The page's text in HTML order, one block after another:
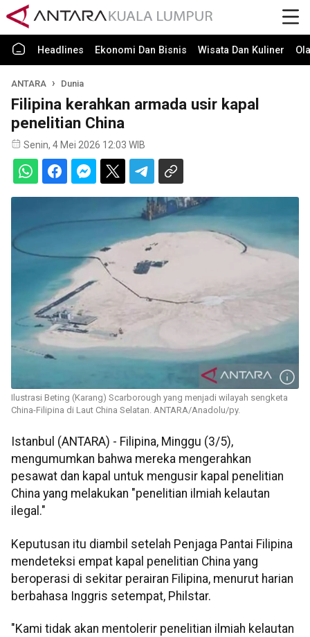
Headlines Ekonomi Dan Bisnis Wisata Dan Kuliner
ANTARA Dunia
Filipina kerahkan armada usir kapal
penelitian China
Senin, 4 Mei 2026 12:03 WIB
Ilustrasi Beting (Karang) Scarborough yang menjadi wilayah sengketa
China-Filipina di Laut China Selatan. ANTARA/Anadolu/py.
Istanbul (ANTARA) - Filipina, Minggu (3/5),
mengumumkan bahwa mereka mengerahkan
pesawat dan kapal untuk mengusir kapal penelitian
China yang melakukan "penelitian ilmiah kelautan
ilegal."
Keputusan itu diambil setelah Penjaga Pantai Filipina
mendeteksi empat kapal penelitian China yang
beroperasi di sekitar perairan Filipina, menurut harian
berbahasa Inggris setempat, Philstar.
"Kami tidak akan mentolerir penelitian ilmiah kelautan